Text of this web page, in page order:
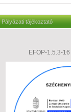
Pályázati tájékoztató
EFOP-1.5.3-16